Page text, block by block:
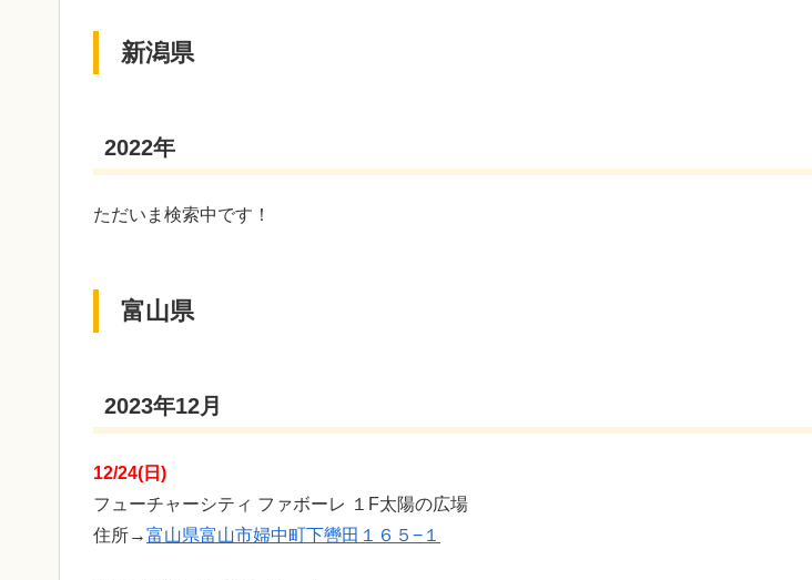
新潟県
2022年
ただいま検索中です！
富山県
2023年12月
12/24(日)
フューチャーシティ ファボーレ １F太陽の広場
住所→富山県富山市婦中町下轡田１６５−１